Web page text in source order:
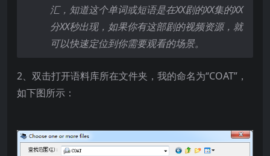
汇，知道这个单词或短语是在XX剧的XX集的XX
分XX秒出现，如果你有这部剧的视频资源，就
可以快速定位到你需要观看的场景。
2、双击打开语料库所在文件夹，我的命名为“COAT”，
如下图所示：